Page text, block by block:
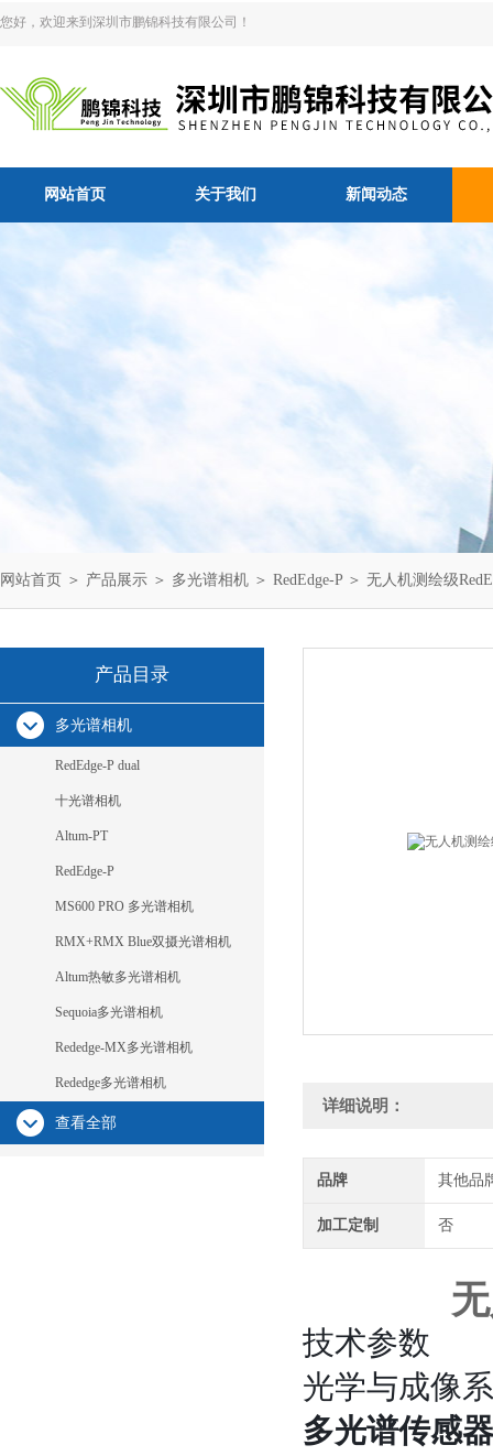
您好，欢迎来到深圳市鹏锦科技有限公司！
网站首页 关于我们 新闻动态
网站首页 ＞ 产品展示 ＞ 多光谱相机 ＞ RedEdge-P ＞ 无人机测绘级
产品目录
多光谱相机
RedEdge-P dual
十光谱相机
Altum-PT
RedEdge-P
MS600 PRO 多光谱相机
RMX+RMX Blue双摄光谱相机
Altum热敏多光谱相机
Sequoia多光谱相机
Rededge-MX多光谱相机
Rededge多光谱相机
查看全部
详细说明：
品牌 其他品
加工定制 否
技术参数
光学与成像
多光谱传感器